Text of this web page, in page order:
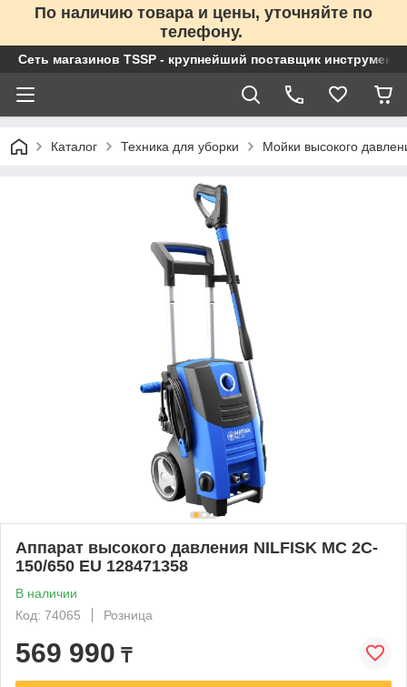
По наличию товара и цены, уточняйте по
телефону.
Сеть магазинов TSSP - крупнейший поставщик
Каталог Техника для уборки Мойки высокого
Аппарат высокого давления NILFISK MC 2C-
150/650 EU 128471358
В наличии
Код: 74065
Розница
569 990 ₸